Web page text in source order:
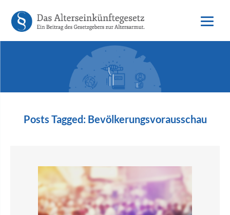
Posts Tagged:Bevölkerungsvorausschau